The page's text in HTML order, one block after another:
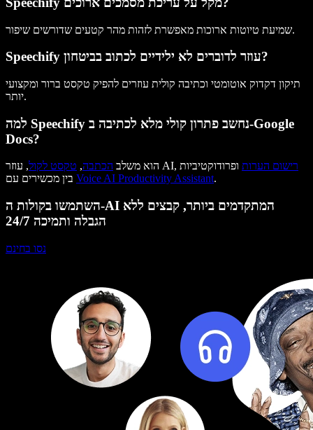
שמיעת טיוטות ארוכות מאפשרת לזהות מהר קטעים שדורשים שיפור.
Speechify עוזר לדוברים לא ילידיים לכתוב בביטחון?
תיקון דקדוק אוטומטי וכתיבה קולית עוזרים להפיק טקסט ברור ומקצועי
יותר.
למה Speechify נחשב פתרון קולי מלא לכתיבה ב-Google
Docs?
הוא משלב הכתבה, טקסט לקול , עוזר AI, רישום הערות ופרודוקטיביות
Voice AI Productivity Assistant.
השתמשו בקולות ה-AI המתקדמים ביותר, קבצים ללא
הגבלה ותמיכה 24/7
נסו בחינם